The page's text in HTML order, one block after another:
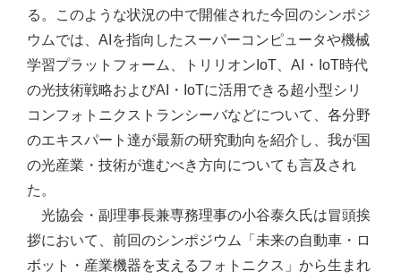
る。このような状況の中で開催された今回のシンポジ
ウムでは、AIを指向したスーパーコンピュータや機械
学習プラットフォーム、トリリオンIoT、AI・IoT時代
の光技術戦略およびAI・IoTに活用できる超小型シリ
コンフォトニクストランシーバなどについて、各分野
のエキスパート達が最新の研究動向を紹介し、我が国
の光産業・技術が進むべき方向についても言及され
た。
光協会・副理事長兼専務理事の小谷泰久氏は冒頭挨
拶において、前回のシンポジウム「未来の自動車・ロ
ボット・産業機器を支えるフォトニクス」から生まれ